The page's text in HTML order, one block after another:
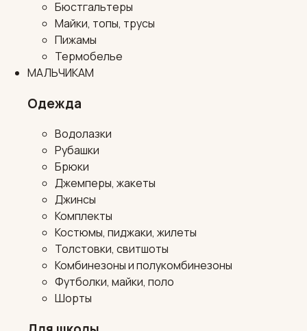
Бюстгальтеры
Майки, топы, трусы
Пижамы
Термобелье
МАЛЬЧИКАМ
Одежда
Водолазки
Рубашки
Брюки
Джемперы, жакеты
Джинсы
Комплекты
Костюмы, пиджаки, жилеты
Толстовки, свитшоты
Комбинезоны и полукомбинезоны
Футболки, майки, поло
Шорты